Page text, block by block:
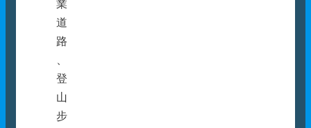
業
道
路
登
山
步